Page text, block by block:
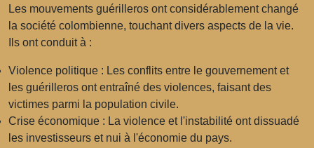
Les mouvements guérilleros ont considérablement changé
la société colombienne, touchant divers aspects de la vie.
Ils ont conduit à :
Violence politique : Les conflits entre le gouvernement et
les guérilleros ont entraîné des violences, faisant des
victimes parmi la population civile.
Crise économique : La violence et l'instabilité ont dissuadé
les investisseurs et nui à l'économie du pays.